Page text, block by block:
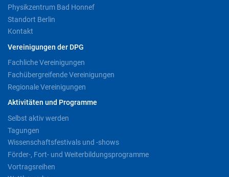
Physikzentrum Bad Honnef
Standort Berlin
Kontakt
Vereinigungen der DPG
Fachliche Vereinigungen
Fachübergreifende Vereinigungen
Regionale Vereinigungen
Aktivitäten und Programme
Selbst aktiv werden
Tagungen
Wissenschaftsfestivals und -shows
Förder-, Fort- und Weiterbildungsprogramme
Vortragsreihen